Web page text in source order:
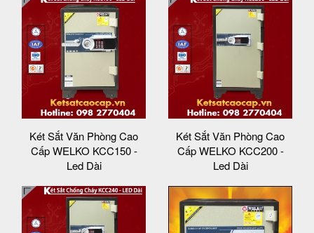
Két Sắt Văn Phòng Cao
Cấp WELKO KCC150 -
Led Dài
Két Sắt Văn Phòng Cao
Cấp WELKO KCC200 -
Led Dài